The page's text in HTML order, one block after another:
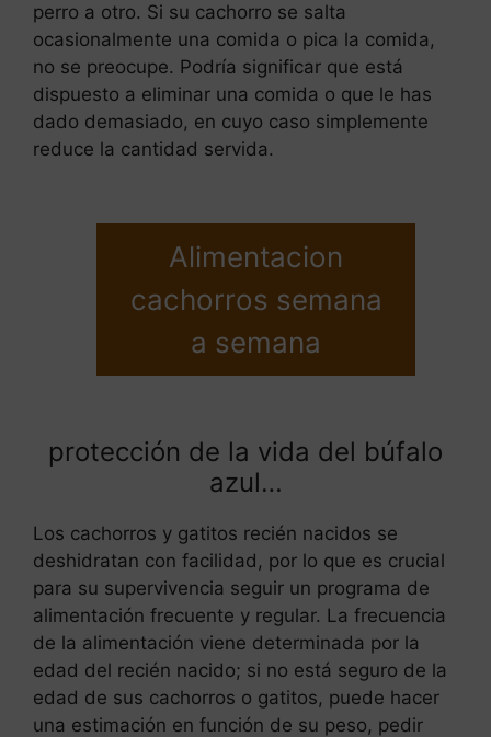
perro a otro. Si su cachorro se salta
ocasionalmente una comida o pica la comida,
no se preocupe. Podría significar que está
dispuesto a eliminar una comida o que le has
dado demasiado, en cuyo caso simplemente
reduce la cantidad servida.
Alimentacion
cachorros semana
a semana
protección de la vida del búfalo
azul…
Los cachorros y gatitos recién nacidos se
deshidratan con facilidad, por lo que es crucial
para su supervivencia seguir un programa de
alimentación frecuente y regular. La frecuencia
de la alimentación viene determinada por la
edad del recién nacido; si no está seguro de la
edad de sus cachorros o gatitos, puede hacer
una estimación en función de su peso, pedir